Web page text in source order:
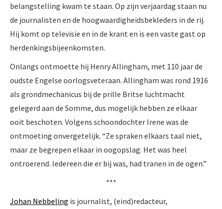
belangstelling kwam te staan. Op zijn verjaardag staan nu
de journalisten en de hoogwaardigheidsbekleders in de rij.
Hij komt op televisie en in de krant en is een vaste gast op
herdenkingsbijeenkomsten.
Onlangs ontmoette hij Henry Allingham, met 110 jaar de
oudste Engelse oorlogsveteraan. Allingham was rond 1916
als grondmechanicus bij de prille Britse luchtmacht
gelegerd aan de Somme, dus mogelijk hebben ze elkaar
ooit beschoten. Volgens schoondochter Irene was de
ontmoeting onvergetelijk. “Ze spraken elkaars taal niet,
maar ze begrepen elkaar in oogopslag. Het was heel
ontroerend. Iedereen die er bij was, had tranen in de ogen.”
***
Johan Nebbeling is journalist, (eind)redacteur,